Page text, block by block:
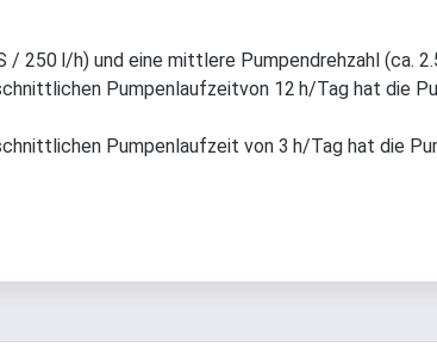
250 l/h) und eine ­mittlere Pumpendrehzahl (ca.
Pumpenlaufzeitvon 12 h/Tag hat die
Pumpenlaufzeit von 3 h/Tag hat die